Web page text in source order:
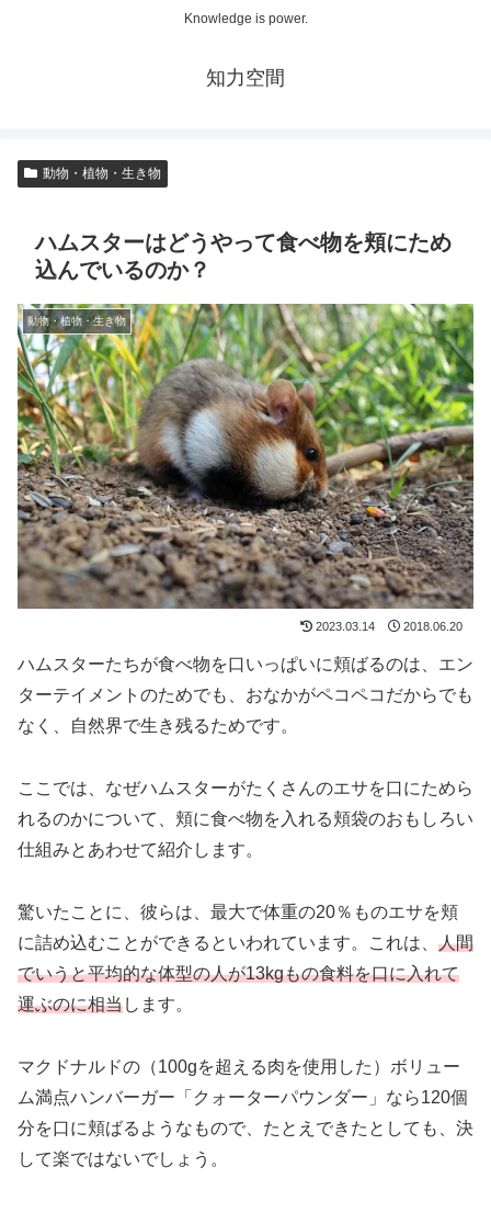
Knowledge is power.
知力空間
動物・植物・生き物
ハムスターはどうやって食べ物を頬にため
込んでいるのか？
動物・植物・生き物
2023.03.14 2018.06.20
ハムスターたちが食べ物を口いっぱいに頬ばるのは、エン
ターテイメントのためでも、おなかがペコペコだからでも
なく、自然界で生き残るためです。
ここでは、なぜハムスターがたくさんのエサを口にためら
れるのかについて、頬に食べ物を入れる頬袋のおもしろい
仕組みとあわせて紹介します。
驚いたことに、彼らは、最大で体重の20％ものエサを頬
に詰め込むことができるといわれています。これは、 人間
でいうと平均的な体型の人が13kgもの食料を口に入れて
運ぶのに相当します。
マクドナルドの（100gを超える肉を使用した）ボリュー
ム満点ハンバーガー「クォーターパウンダー」なら120個
分を口に頬ばるようなもので、たとえできたとしても、決
して楽ではないでしょう。